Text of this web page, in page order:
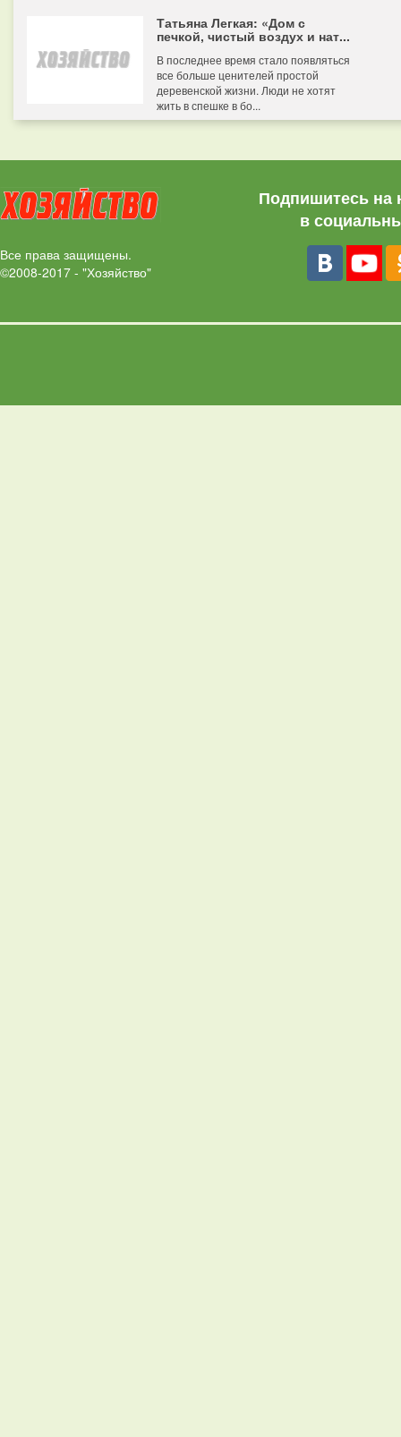
Татьяна Легкая: «Дом с
печкой, чистый воздух и нат...
В последнее время стало появляться
все больше ценителей простой
деревенской жизни. Люди не хотят
жить в спешке в бо...
Все права защищены.
©2008-2017 - "Хозяйство"
Подпишитесь на
в